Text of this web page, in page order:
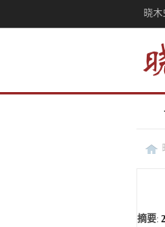
晓木
摘要: